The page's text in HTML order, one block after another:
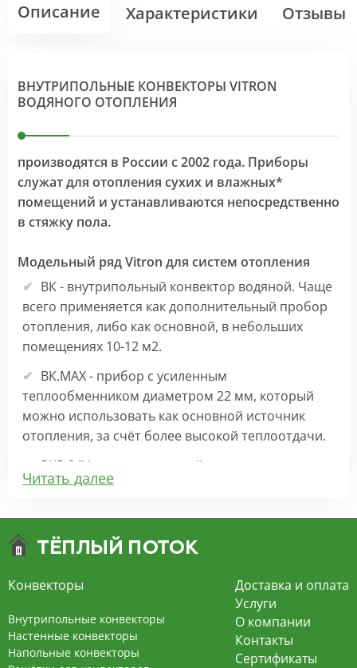
Описание Характеристики Отзывы
ВНУТРИПОЛЬНЫЕ КОНВЕКТОРЫ VITRON
ВОДЯНОГО ОТОПЛЕНИЯ
производятся в России с 2002 года. Приборы
служат для отопления сухих и влажных*
помещений и устанавливаются непосредственно
в стяжку пола.
Модельный ряд Vitron для систем отопления
ВК - внутрипольный конвектор водяной. Чаще
всего применяется как дополнительный пробор
отопления, либо как основной, в небольших
помещениях 10-12 м2.
ВК.МАХ - прибор с усиленным
теплообменником диаметром 22 мм, который
можно использовать как основной источник
отопления, за счёт более высокой теплоотдачи.
ВКВ 24V – внутрипольный конвектор
отопления с вентилятором на 24В подходит для
экономит электроэнергию и бесшумно работает.
конвекцией на 220В. За счет тангенциального
вентилятора создает принудительную
конвекцию, что позволяет обогревать
помещения большой площади.
Читать далее
Конвекторы
Внутрипольные конвекторы
Настенные конвекторы
Напольные конвекторы
Доставка и оплата
Услуги
О компании
Контакты
Сертификаты